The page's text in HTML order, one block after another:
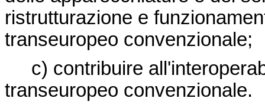
ristrutturazione e
transeuropeo convenzionale;
c) contribuire
transeuropeo convenzionale.